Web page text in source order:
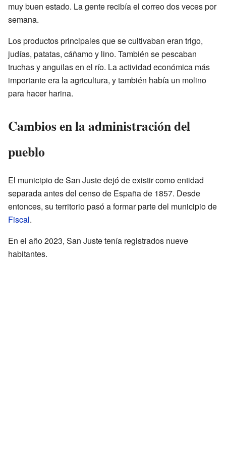
muy buen estado. La gente recibía el correo dos veces por
semana.
Los productos principales que se cultivaban eran trigo,
judías, patatas, cáñamo y lino. También se pescaban
truchas y anguilas en el río. La actividad económica más
importante era la agricultura, y también había un molino
para hacer harina.
Cambios en la administración del
pueblo
El municipio de San Juste dejó de existir como entidad
separada antes del censo de España de 1857. Desde
entonces, su territorio pasó a formar parte del municipio de
Fiscal.
En el año 2023, San Juste tenía registrados nueve
habitantes.